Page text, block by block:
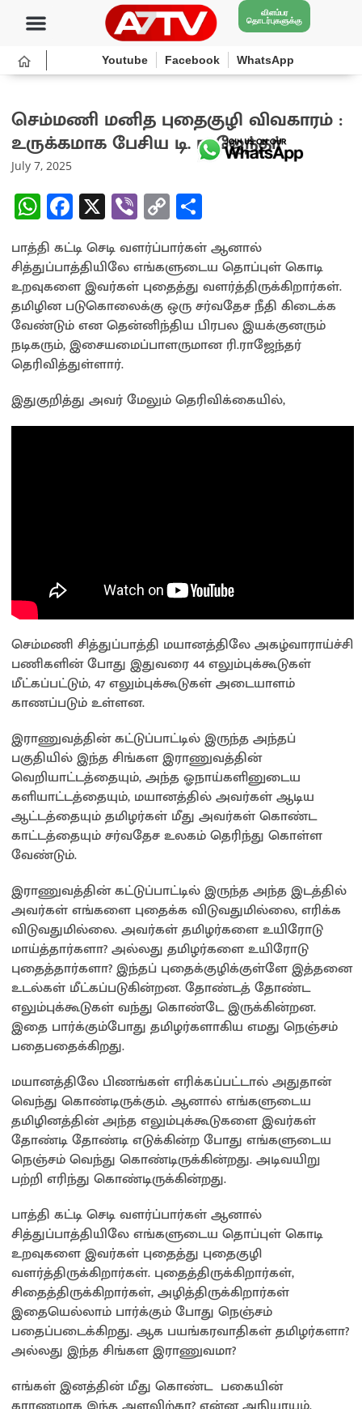
விளம்பர
தொடர்புகளுக்கு
Youtube Facebook WhatsApp
செம்மணி மனித புதைகுழி விவகாரம் :
உருக்கமாக பேசிய டி. ராஜேந்தர்
July 7, 2025
W
h
at
sA
p
p
Fa
ce
b
o
o
k
X Vi
b
er
C
o
py
Li
n
k
ar
e
பாத்தி கட்டி செடி வளர்ப்பார்கள் ஆனால்
சித்துப்பாத்தியிலே எங்களுடைய தொப்புள் கொடி
உறவுகளை இவர்கள் புதைத்து வளர்த்திருக்கிறார்கள்.
தமிழின படுகொலைக்கு ஒரு சர்வதேச நீதி கிடைக்க
வேண்டும் என தென்னிந்திய பிரபல இயக்குனரும்
நடிகரும், இசையமைப்பாளருமான ரி.ராஜேந்தர்
தெரிவித்துள்ளார்.
இதுகுறித்து அவர் மேலும் தெரிவிக்கையில்,
செம்மணி சித்துப்பாத்தி மயானத்திலே அகழ்வாராய்ச்சி
பணிகளின் போது இதுவரை 44 எலும்புக்கூடுகள்
மீட்கப்பட்டும், 47 எலும்புக்கூடுகள் அடையாளம்
காணப்படும் உள்ளன.
இராணுவத்தின் கட்டுப்பாட்டில் இருந்த அந்தப்
பகுதியில் இந்த சிங்கள இராணுவத்தின்
வெறியாட்டத்தையும், அந்த ஓநாய்களினுடைய
களியாட்டத்தையும், மயானத்தில் அவர்கள் ஆடிய
ஆட்டத்தையும் தமிழர்கள் மீது அவர்கள் கொண்ட
காட்டத்தையும் சர்வதேச உலகம் தெரிந்து கொள்ள
வேண்டும்.
இராணுவத்தின் கட்டுப்பாட்டில் இருந்த அந்த இடத்தில்
அவர்கள் எங்களை புதைக்க விடுவதுமில்லை, எரிக்க
விடுவதுமில்லை. அவர்கள் தமிழர்களை உயிரோடு
மாய்த்தார்களா? அல்லது தமிழர்களை உயிரோடு
புதைத்தார்களா? இந்தப் புதைக்குழிக்குள்ளே இத்தனை
உடல்கள் மீட்கப்படுகின்றன. தோண்டத் தோண்ட
எலும்புக்கூடுகள் வந்து கொண்டே இருக்கின்றன.
இதை பார்க்கும்போது தமிழர்களாகிய எமது நெஞ்சம்
பதைபதைக்கிறது.
மயானத்திலே பிணங்கள் எரிக்கப்பட்டால் அதுதான்
வெந்து கொண்டிருக்கும். ஆனால் எங்களுடைய
தமிழினத்தின் அந்த எலும்புக்கூடுகளை இவர்கள்
தோண்டி தோண்டி எடுக்கின்ற போது எங்களுடைய
நெஞ்சம் வெந்து கொண்டிருக்கின்றது. அடிவயிறு
பற்றி எரிந்து கொண்டிருக்கின்றது.
பாத்தி கட்டி செடி வளர்ப்பார்கள் ஆனால்
சித்துப்பாத்தியிலே எங்களுடைய தொப்புள் கொடி
உறவுகளை இவர்கள் புதைத்து புதைகுழி
வளர்த்திருக்கிறார்கள். புதைத்திருக்கிறார்கள்,
சிதைத்திருக்கிறார்கள், அழித்திருக்கிறார்கள்
இதையெல்லாம் பார்க்கும் போது நெஞ்சம்
பதைப்படைக்கிறது. ஆக பயங்கரவாதிகள் தமிழர்களா?
அல்லது இந்த சிங்கள இராணுவமா?
எங்கள் இனத்தின் மீது கொண்ட பகையின்